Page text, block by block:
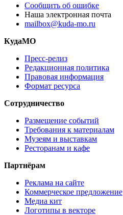
Сообщить об ошибке
Наша электронная почта
mailbox@kuda-mo.ru
КудаМО
Пресс-релиз
Редакционная политика
Правовая информация
Формат ресурса
Сотрудничество
Размещение событий
Требования к материалам
Музеям и выставкам
Ресторанам и кафе
Партнёрам
Реклама на сайте
Коммерческое предложение
Медиа кит
Логотипы в векторе